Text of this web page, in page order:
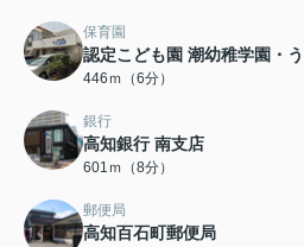
保育園
認定こども園 潮幼稚学園・
446ｍ（6分）
銀行
高知銀行 南支店
601ｍ（8分）
郵便局
高知百石町郵便局